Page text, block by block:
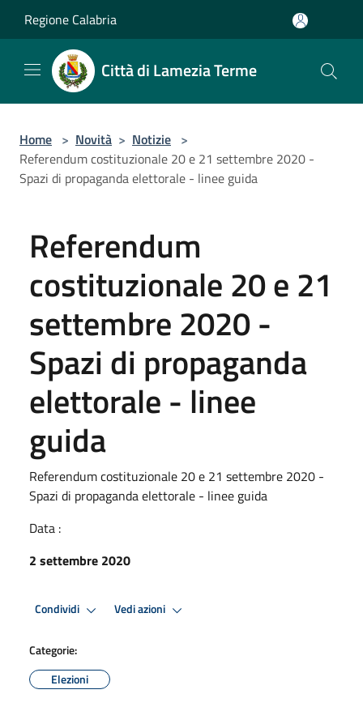
Regione Calabria
Città di Lamezia Terme
Home > Novità > Notizie >
Referendum costituzionale 20 e 21 settembre 2020 -
Spazi di propaganda elettorale - linee guida
Referendum
costituzionale 20 e 21
settembre 2020 -
Spazi di propaganda
elettorale - linee
guida
Referendum costituzionale 20 e 21 settembre 2020 -
Spazi di propaganda elettorale - linee guida
Data :
2 settembre 2020
Condividi Vedi azioni
Categorie:
Elezioni